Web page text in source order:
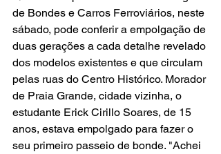
de Bondes e Carros Ferroviários, neste
sábado, pode conferir a empolgação de
duas gerações a cada detalhe revelado
dos modelos existentes e que circulam
pelas ruas do Centro Histórico. Morador
de Praia Grande, cidade vizinha, o
estudante Erick Cirillo Soares, de 15
anos, estava empolgado para fazer o
seu primeiro passeio de bonde. "Achei